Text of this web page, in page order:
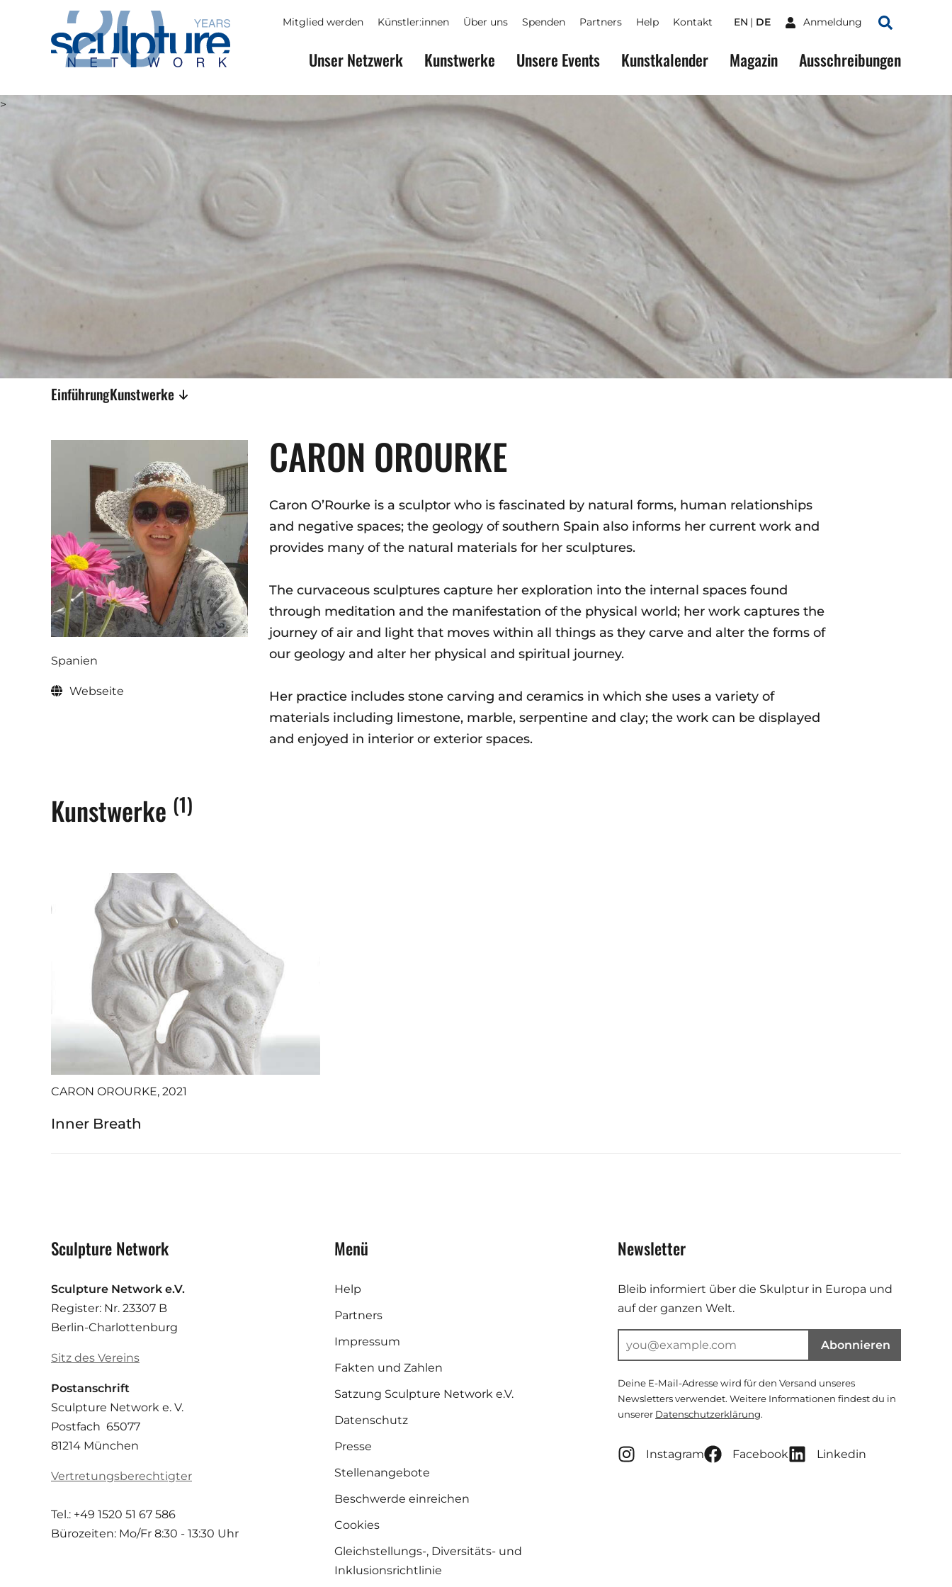
Skip to main content
Mitglied werden Künstler:innen Über uns Spenden Partners Help Kontakt EN DE Anmeldung
Suchen
Unser Netzwerk Kunstwerke Unsere Events Kunstkalender Magazin Ausschreibungen
>
EinführungKunstwerke
Spanien
Webseite
CARON OROURKE
Caron O’Rourke is a sculptor who is fascinated by natural forms, human relationships
and negative spaces; the geology of southern Spain also informs her current work and
provides many of the natural materials for her sculptures.
The curvaceous sculptures capture her exploration into the internal spaces found
through meditation and the manifestation of the physical world; her work captures the
journey of air and light that moves within all things as they carve and alter the forms of
our geology and alter her physical and spiritual journey.
Her practice includes stone carving and ceramics in which she uses a variety of
materials including limestone, marble, serpentine and clay; the work can be displayed
and enjoyed in interior or exterior spaces.
Kunstwerke (1)
CARON OROURKE, 2021
Inner Breath
Sculpture Network
Sculpture Network e.V.
Register: Nr. 23307 B
Berlin-Charlottenburg
Sitz des Vereins
Postanschrift
Sculpture Network e. V.
Postfach 65077
81214 München
Vertretungsberechtigter
Tel.: +49 1520 51 67 586
Bürozeiten: Mo/Fr 8:30 - 13:30 Uhr
Menü
Help
Partners
Impressum
Fakten und Zahlen
Satzung Sculpture Network e.V.
Datenschutz
Presse
Stellenangebote
Beschwerde einreichen
Cookies
Gleichstellungs-, Diversitäts- und
Inklusionsrichtlinie
Newsletter
Bleib informiert über die Skulptur in Europa und
auf der ganzen Welt.
Abonnieren
Deine E-Mail-Adresse wird für den Versand unseres
Newsletters verwendet. Weitere Informationen findest du in
unserer Datenschutzerklärung.
Instagram Facebook Linkedin